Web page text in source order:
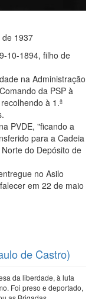
1937
10-1894, filho de
na Administração
da PSP à
à 1.ª
PVDE, "ficando a
para a Cadeia
do Depósito de
no Asilo
em 22 de maio
de Castro)
da liberdade, à luta
Foi preso e deportado,